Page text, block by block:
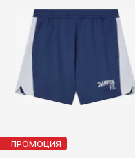
ПРОМОЦИЯ